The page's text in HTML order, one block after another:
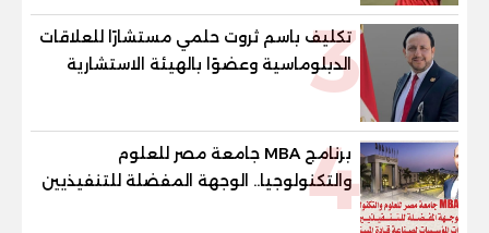
3
تكليف باسم ثروت حلمي مستشارًا للعلاقات
الدبلوماسية وعضوًا بالهيئة الاستشارية
العليا لمنظمة «جاد جمينت يوإن»
4
برنامج MBA جامعة مصر للعلوم
والتكنولوجيا.. الوجهة المفضلة للتنفيذيين
وقيادات المؤسسات لصناعة قادة